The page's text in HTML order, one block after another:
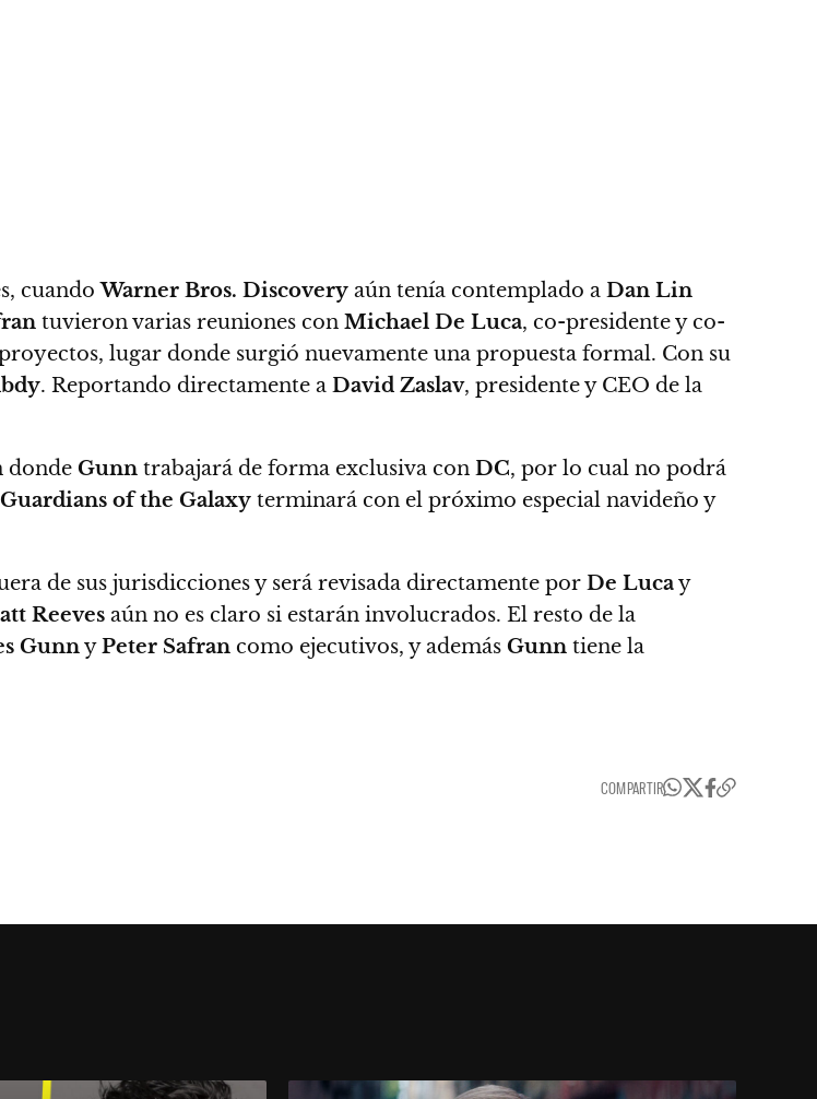
cuandoWarner Bros. Discovery aún tenía contemplado a Dan Lin
tuvieron varias reuniones con Michael De Luca, co-presidente y co-
lugar donde surgió nuevamente una propuesta formal. Con su
. Reportando directamente a David Zaslav, presidente y CEO de la
donde Gunn trabajará de forma exclusiva con DC, por lo cual no podrá
Guardians of the Galaxy terminará con el próximo especial navideño y
de sus jurisdicciones y será revisada directamente por De Lucay
Reeves aún no es claro si estarán involucrados. El resto de la
GunnyPeter Safran como ejecutivos, y además Gunn tiene la
COMPARTIR